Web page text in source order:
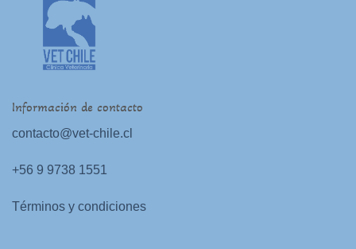
Información de contacto
contacto@vet-chile.cl
+56 9 9738 1551
Términos y condiciones